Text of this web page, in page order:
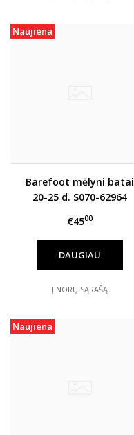
Naujiena
Barefoot mėlyni batai
20-25 d. S070-62964
€4500
DAUGIAU
Į NORŲ SĄRAŠĄ
Naujiena